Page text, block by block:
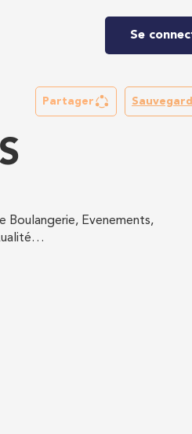
Se
Partager
Boulangerie, Evenements,